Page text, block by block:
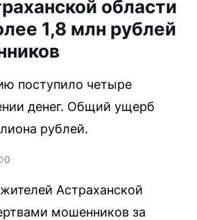
области
1,8 млн рублей
поступило четыре
денег. Общий ущерб
рублей.
0
Астраханской
мошенников за